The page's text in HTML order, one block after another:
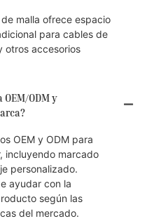
malla ofrece espacio
para cables de
otros accesorios
ODM y
OEM y ODM para
incluyendo marcado
personalizado.
ayudar con la
según las
del mercado.